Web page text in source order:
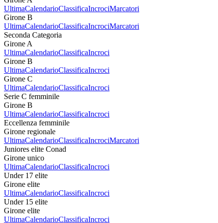
UltimaCalendarioClassificaIncrociMarcatori
Girone B
UltimaCalendarioClassificaIncrociMarcatori
Seconda Categoria
Girone A
UltimaCalendarioClassificaIncroci
Girone B
UltimaCalendarioClassificaIncroci
Girone C
UltimaCalendarioClassificaIncroci
Serie C femminile
Girone B
UltimaCalendarioClassificaIncroci
Eccellenza femminile
Girone regionale
UltimaCalendarioClassificaIncrociMarcatori
Juniores elite Conad
Girone unico
UltimaCalendarioClassificaIncroci
Under 17 elite
Girone elite
UltimaCalendarioClassificaIncroci
Under 15 elite
Girone elite
UltimaCalendarioClassificaIncroci